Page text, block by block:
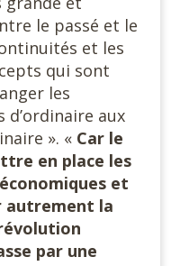
le passé et le
et les
qui sont
les
aux
». « Car le
en place les
et
autrement la
par une